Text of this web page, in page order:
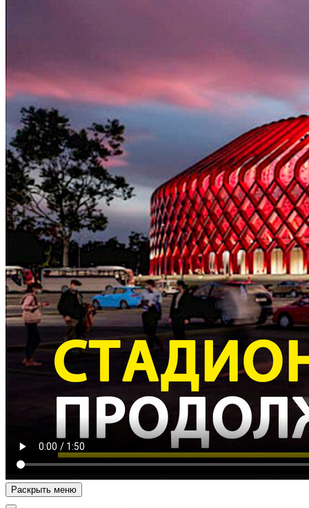
Раскрыть меню